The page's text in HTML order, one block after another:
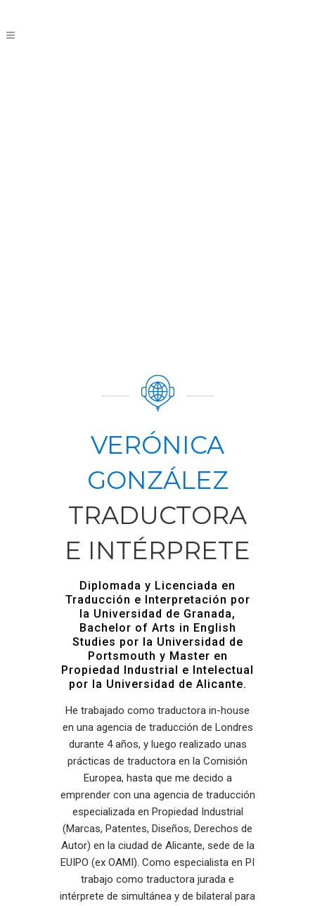
VERÓNICA
GONZÁLEZ
TRADUCTORA
E INTÉRPRETE
Diplomada y Licenciada en
Traducción e Interpretación por
la Universidad de Granada,
Bachelor of Arts in English
Studies por la Universidad de
Portsmouth y Master en
Propiedad Industrial e Intelectual
por la Universidad de Alicante.
He trabajado como traductora in-house
en una agencia de traducción de Londres
durante 4 años, y luego realizado unas
prácticas de traductora en la Comisión
Europea, hasta que me decido a
emprender con una agencia de traducción
especializada en Propiedad Industrial
(Marcas, Patentes, Diseños, Derechos de
Autor) en la ciudad de Alicante, sede de la
EUIPO (ex OAMI). Como especialista en PI
trabajo como traductora jurada e
intérprete de simultánea y de bilateral para